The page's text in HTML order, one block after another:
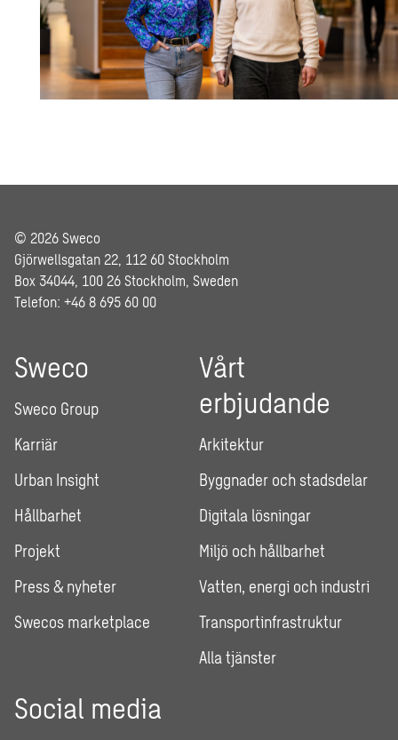
© 2026 Sweco
Gjörwellsgatan 22, 112 60 Stockholm
Box 34044, 100 26 Stockholm, Sweden
Telefon: +46 8 695 60 00
Sweco
Sweco Group
Karriär
Urban Insight
Hållbarhet
Projekt
Press & nyheter
Swecos marketplace
Vårt
erbjudande
Arkitektur
Byggnader och stadsdelar
Digitala lösningar
Miljö och hållbarhet
Vatten, energi och industri
Transportinfrastruktur
Alla tjänster
Social media